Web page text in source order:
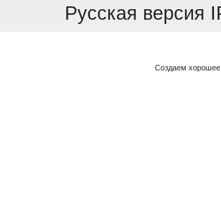
Русская версия
Создаем